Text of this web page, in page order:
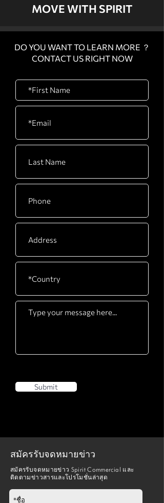
MOVE WITH SPIRIT
DO YOU WANT TO LEARN MORE ？
CONTACT US RIGHT NOW
Submit
สมัครรับจดหมายข่าว
สมัครรับจดหมายข่าว Spirit Commercial และ
ติดตามข่าวสารและโปรโมชั่นล่าสุด